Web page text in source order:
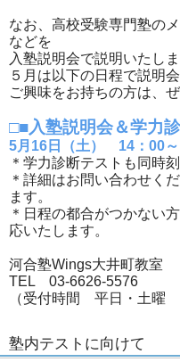
なお、高校受験専門塾の
などを
入塾説明会で説明いたしま
５月は以下の日程で説明
ご興味をお持ちの方は、
□■入塾説明会＆学力
5月16日（土） 14：00
＊学力診断テストも同時
＊詳細はお問い合わせく
ます。
＊日程の都合がつかない
応いたします。
河合塾Wings大井町教室
TEL 03-6626-5576
（受付時間 平日・土曜
塾内テストに向けて